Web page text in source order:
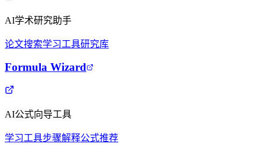
AI学术研究助手
论文搜索学习工具研究库
Formula Wizard
AI公式向导工具
学习工具步骤解释公式推荐